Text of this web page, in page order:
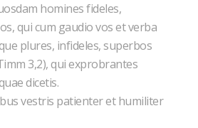
homines fideles,
qui cum gaudio vos et verba
plures, infideles, superbos
3,2), qui exprobrantes
dicetis.
vestris patienter et humiliter